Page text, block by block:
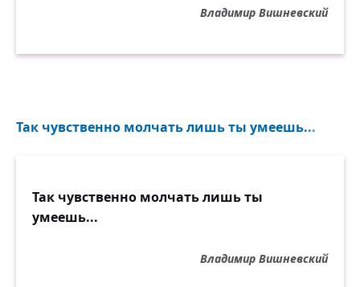
Владимир Вишневский
Так чувственно молчать лишь ты умеешь...
Так чувственно молчать лишь ты
умеешь...
Владимир Вишневский